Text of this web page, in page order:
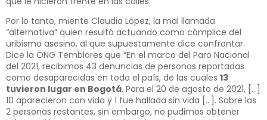
Por lo tanto, miente Claudia López, la mal llamada
“alternativa” quien resultó actuando como cómplice del
uribismo asesino, al que supuestamente dice confrontar.
Dice la ONG Temblores que “En el marco del Paro Nacional
del 2021, recibimos 43 denuncias de personas reportadas
como desaparecidas en todo el país, de las cuales 13
tuvieron lugar en Bogotá. Para el 20 de agosto de 2021, […]
10 aparecieron con vida y 1 fue hallada sin vida […]. Sobre las
2 personas restantes, sin embargo, no pudimos obtener